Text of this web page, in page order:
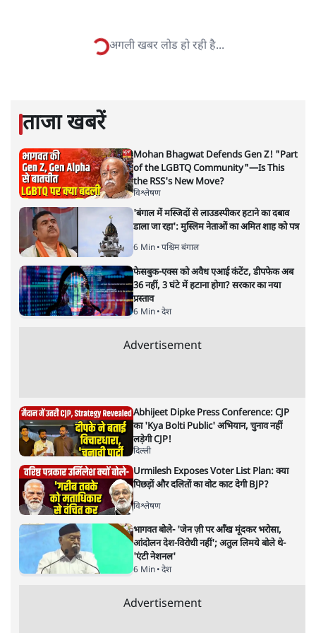
विश्लेषणात्मक और मानवीय स्वरों में से एक हैं। शिक्षा, समाज,
अगली खबर लोड हो रही है...
ताजा खबरें
of the LGBTQ Community"—Is This
6 Min•पश्चिम बंगाल
फेसबुक-एक्स को अवैध एआई कंटेंट, डीपफेक अब
प्रस्ताव
6 Min •देश
Advertisement
का 'Kya Bolti Public' अभियान, चुनाव नहीं